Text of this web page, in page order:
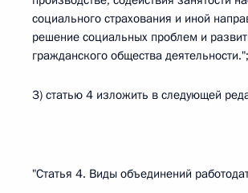
социального страхования и иной
решение социальных проблем и
гражданского общества деятельности.";
3) статью 4 изложить в следующей
"Статья 4. Виды объединений